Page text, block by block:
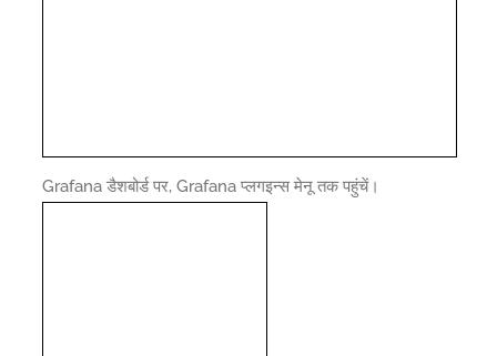
Grafana डैशबोर्ड पर, Grafana प्लगइन्स मेनू तक पहुंचें।